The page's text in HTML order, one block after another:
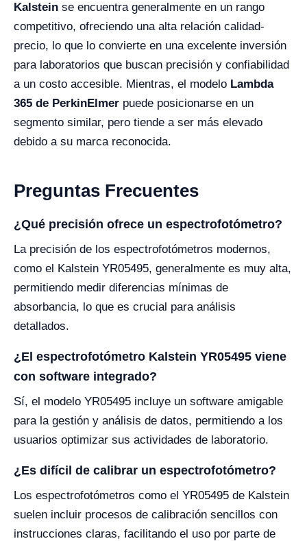
Kalstein se encuentra generalmente en un rango
competitivo, ofreciendo una alta relación calidad-
precio, lo que lo convierte en una excelente inversión
para laboratorios que buscan precisión y confiabilidad
a un costo accesible. Mientras, el modelo Lambda
365 de PerkinElmer puede posicionarse en un
segmento similar, pero tiende a ser más elevado
debido a su marca reconocida.
Preguntas Frecuentes
¿Qué precisión ofrece un espectrofotómetro?
La precisión de los espectrofotómetros modernos,
como el Kalstein YR05495, generalmente es muy alta,
permitiendo medir diferencias mínimas de
absorbancia, lo que es crucial para análisis
detallados.
¿El espectrofotómetro Kalstein YR05495 viene
con software integrado?
Sí, el modelo YR05495 incluye un software amigable
para la gestión y análisis de datos, permitiendo a los
usuarios optimizar sus actividades de laboratorio.
¿Es difícil de calibrar un espectrofotómetro?
Los espectrofotómetros como el YR05495 de Kalstein
suelen incluir procesos de calibración sencillos con
instrucciones claras, facilitando el uso por parte de